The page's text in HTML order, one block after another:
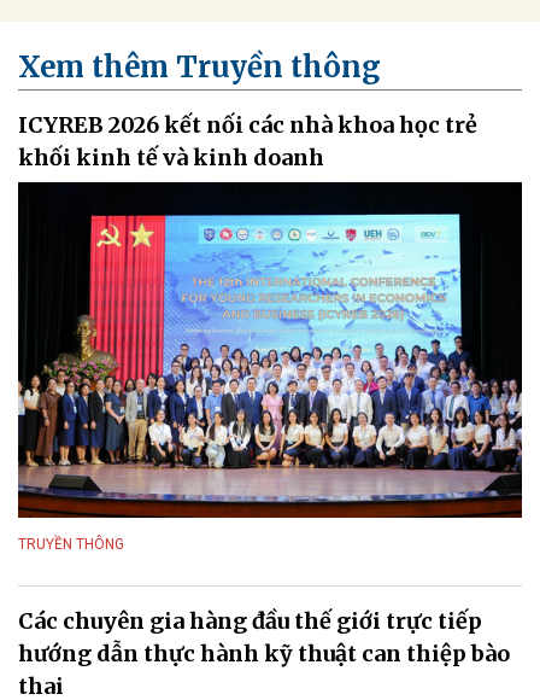
Xem thêm Truyền thông
ICYREB 2026 kết nối các nhà khoa học trẻ
khối kinh tế và kinh doanh
TRUYỀN THÔNG
Các chuyên gia hàng đầu thế giới trực tiếp
hướng dẫn thực hành kỹ thuật can thiệp bào
thai